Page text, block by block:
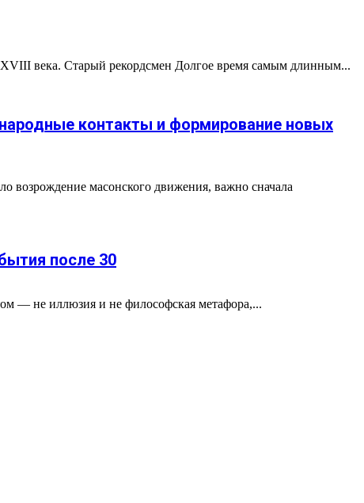
века. Старый рекордсмен Долгое время самым длинным...
контакты и формирование новых
возрождение масонского движения, важно сначала
после 30
— не иллюзия и не философская метафора,...